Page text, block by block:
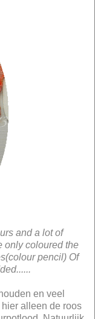
and a lot of
only coloured the
pencil) Of
en veel
alleen de roos